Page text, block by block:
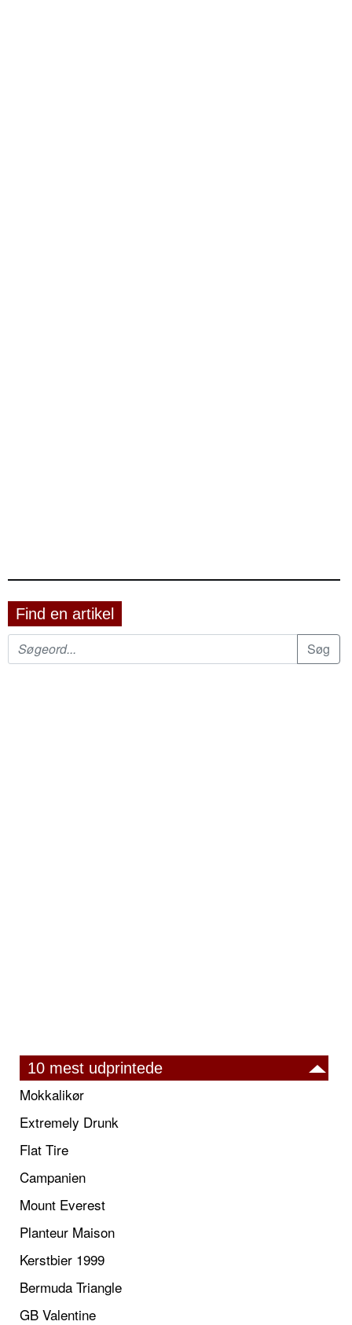
Find en artikel
10 mest udprintede
Mokkalikør
Extremely Drunk
Flat Tire
Campanien
Mount Everest
Planteur Maison
Kerstbier 1999
Bermuda Triangle
GB Valentine